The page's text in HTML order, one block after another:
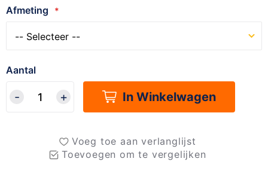
Afmeting
Aantal
In Winkelwagen
Voeg toe aan verlanglijst
Toevoegen om te vergelijken